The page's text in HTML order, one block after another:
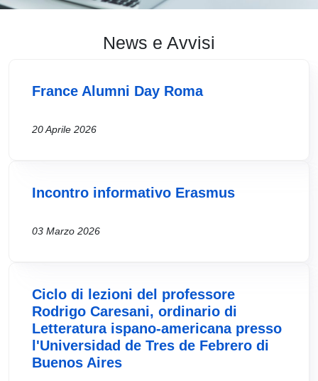
News e Avvisi
France Alumni Day Roma
20 Aprile 2026
Incontro informativo Erasmus
03 Marzo 2026
Ciclo di lezioni del professore
Rodrigo Caresani, ordinario di
Letteratura ispano-americana presso
l'Universidad de Tres de Febrero di
Buenos Aires